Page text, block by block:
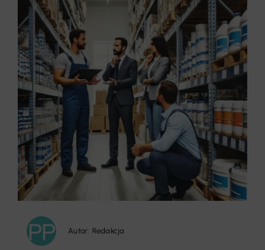
Autor: Redakcja